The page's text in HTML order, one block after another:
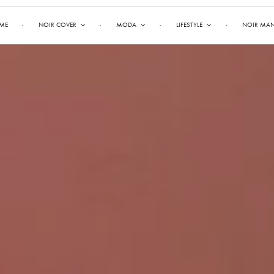
NOIR COVER MODA LIFESTYLE NOIR